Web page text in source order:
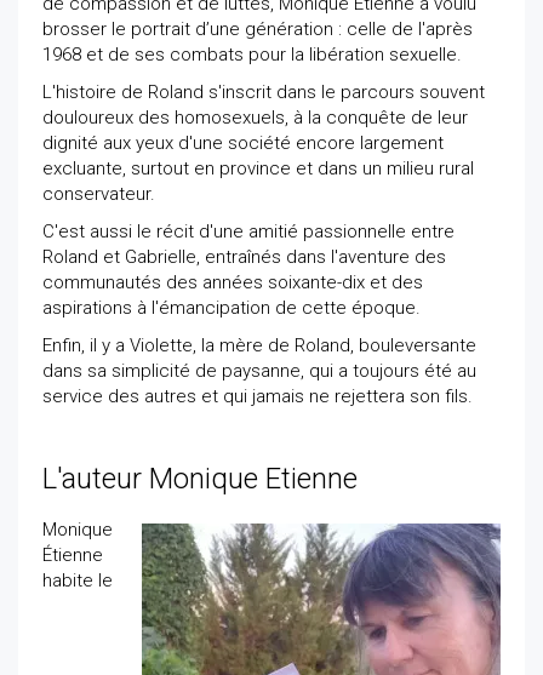
brosser le portrait d’une génération : celle de l'après
1968 et de ses combats pour la libération sexuelle.
L'histoire de Roland s'inscrit dans le parcours souvent
douloureux des homosexuels, à la conquête de leur
dignité aux yeux d'une société encore largement
excluante, surtout en province et dans un milieu rural
conservateur.
C'est aussi le récit d'une amitié passionnelle entre
Roland et Gabrielle, entraînés dans l'aventure des
communautés des années soixante-dix et des
aspirations à l'émancipation de cette époque.
Enfin, il y a Violette, la mère de Roland, bouleversante
dans sa simplicité de paysanne, qui a toujours été au
service des autres et qui jamais ne rejettera son fils.
L'auteur Monique Etienne
Monique
Étienne
habite le